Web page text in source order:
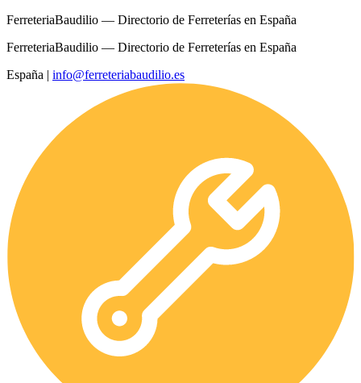
FerreteriaBaudilio — Directorio de Ferreterías en España
FerreteriaBaudilio — Directorio de Ferreterías en España
España | info@ferreteriabaudilio.es